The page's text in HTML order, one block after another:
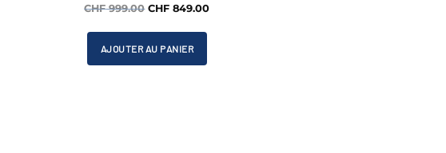
CHF999.00 Le
initial
CHF 849.00Le
AJOUTER AU PANIER